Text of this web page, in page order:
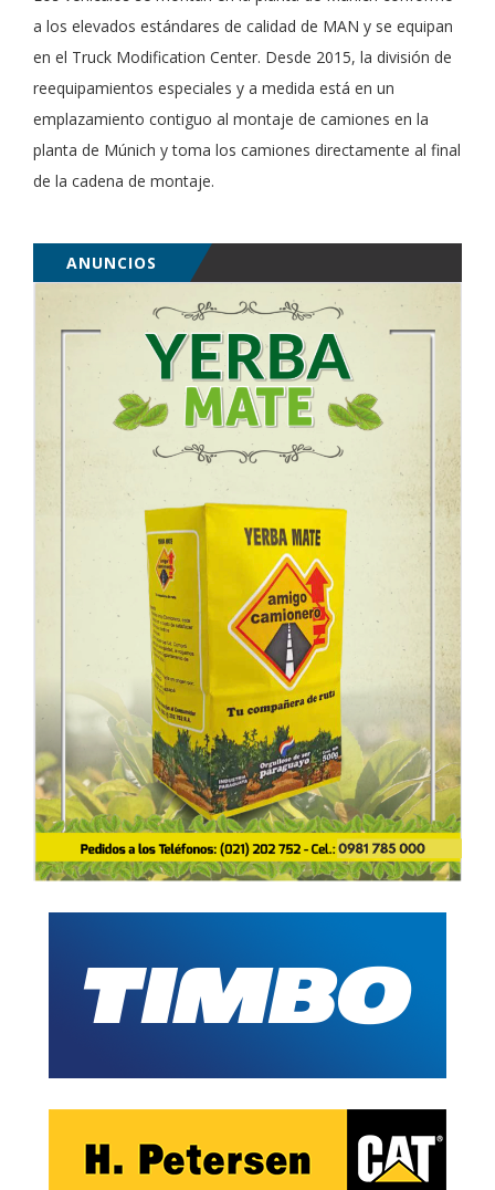
a los elevados estándares de calidad de MAN y se equipan
en el Truck Modification Center. Desde 2015, la división de
reequipamientos especiales y a medida está en un
emplazamiento contiguo al montaje de camiones en la
planta de Múnich y toma los camiones directamente al final
de la cadena de montaje.
ANUNCIOS